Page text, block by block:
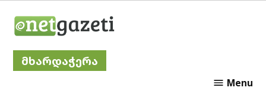
მხარდაჭერა
Menu